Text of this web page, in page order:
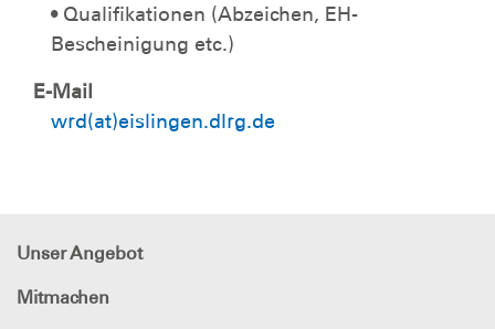
• Qualifikationen (Abzeichen, EH-
Bescheinigung etc.)
E-Mail
wrd(at)eislingen.dlrg.de
Unser Angebot
Mitmachen